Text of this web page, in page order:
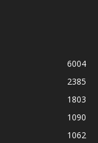
6004
2385
1803
1090
1062